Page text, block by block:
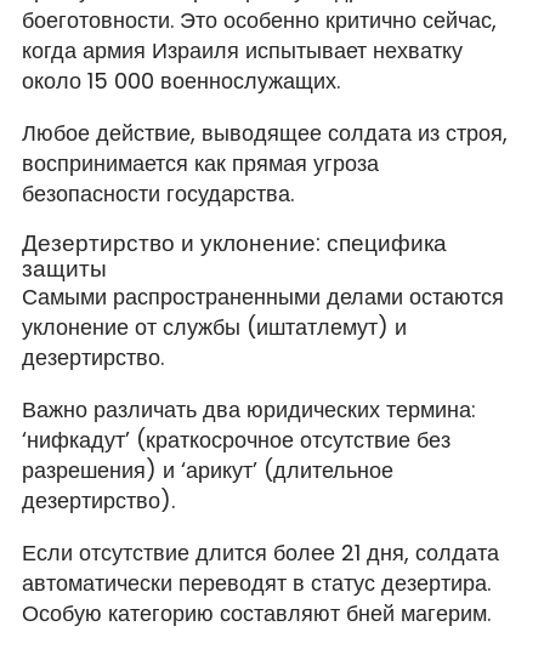
боеготовности. Это особенно критично сейчас,
когда армия Израиля испытывает нехватку
около 15 000 военнослужащих.
Любое действие, выводящее солдата из строя,
воспринимается как прямая угроза
безопасности государства.
Дезертирство и уклонение: специфика
защиты
Самыми распространенными делами остаются
уклонение от службы (иштатлемут) и
дезертирство.
Важно различать два юридических термина:
‘нифкадут’ (краткосрочное отсутствие без
разрешения) и ‘арикут’ (длительное
дезертирство).
Если отсутствие длится более 21 дня, солдата
автоматически переводят в статус дезертира.
Особую категорию составляют бней магерим.